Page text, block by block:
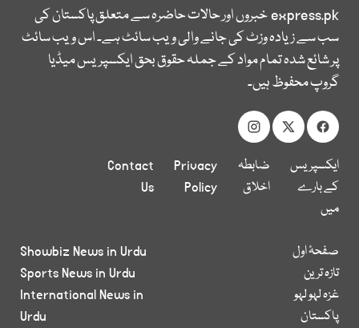
express.pkخبروں اور حالات حاضرہ سے متعلق پاکستان کی
سب سے زیادہ وزٹ کی جانے والی ویب سائٹ ہے۔ اس ویب سائٹ
پر شائع شدہ تمام مواد کے جملہ حقوق بحق ایکسپریس میڈیا
گروپ محفوظ ہیں۔
ایکسپریس
کے بارے
میں
ضابطہ
اخلاق
Privacy
Policy
Contact
Us
صفحۂ اول
تازہ ترین
غزہ لہو لہو
پاکستان
Showbiz News in Urdu
Sports News in Urdu
International News in
Urdu